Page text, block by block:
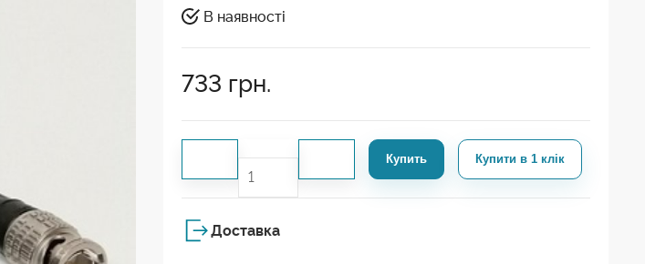
В наявності
733 грн.
Купить Купити в 1 клік
Доставка